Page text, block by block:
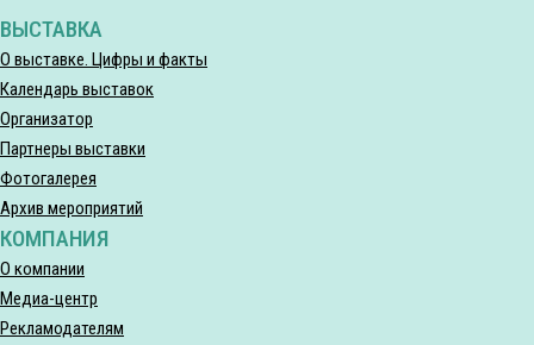
ВЫСТАВКА
О выставке. Цифры и факты
Календарь выставок
Организатор
Партнеры выставки
Фотогалерея
Архив мероприятий
КОМПАНИЯ
О компании
Медиа-центр
Рекламодателям